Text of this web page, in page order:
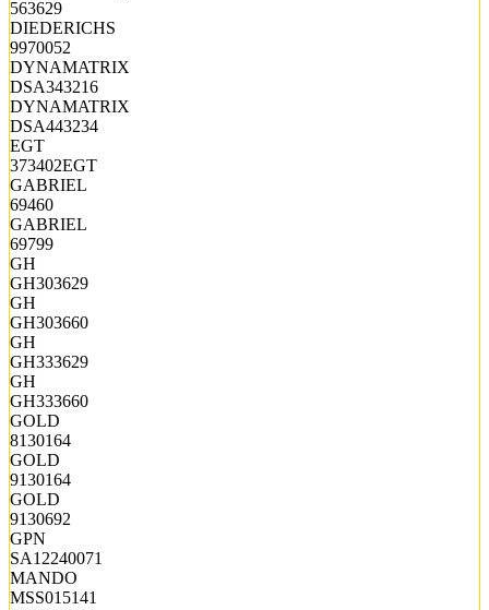
563629
DIEDERICHS
9970052
DYNAMATRIX
DSA343216
DYNAMATRIX
DSA443234
EGT
373402EGT
GABRIEL
69460
GABRIEL
69799
GH
GH303629
GH
GH303660
GH
GH333629
GH
GH333660
GOLD
8130164
GOLD
9130164
GOLD
9130692
GPN
SA12240071
MANDO
MSS015141